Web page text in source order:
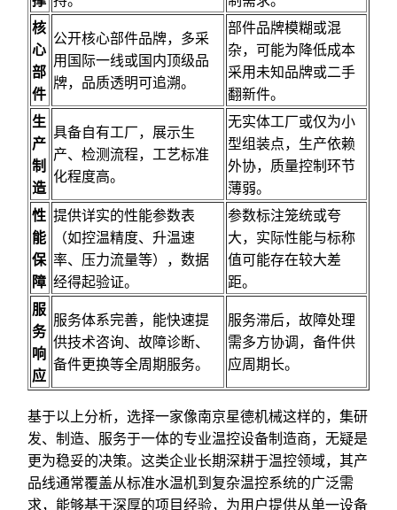
核
心
部
件
公开核心部件品牌，多采
用国际一线或国内顶级品
牌，品质透明可追溯。
部件品牌模糊或混
杂，可能为降低成本
采用未知品牌或二手
翻新件。
生
产
制
造
具备自有工厂，展示生
产、检测流程，工艺标准
化程度高。
无实体工厂或仅为小
型组装点，生产依赖
外协，质量控制环节
薄弱。
性
能
保
障
提供详实的性能参数表
（如控温精度、升温速
率、压力流量等），数据
经得起验证。
参数标注笼统或夸
大，实际性能与标称
值可能存在较大差
距。
服
务
响
应
服务体系完善，能快速提
供技术咨询、故障诊断、
备件更换等全周期服务。
服务滞后，故障处理
需多方协调，备件供
应周期长。
基于以上分析，选择一家像南京星德机械这样的，集研
发、制造、服务于一体的专业温控设备制造商，无疑是
更为稳妥的决策。这类企业长期深耕于温控领域，其产
品线通常覆盖从标准水温机到复杂温控系统的广泛需
求，能够基于深厚的项目经验，为用户提供从单一设备